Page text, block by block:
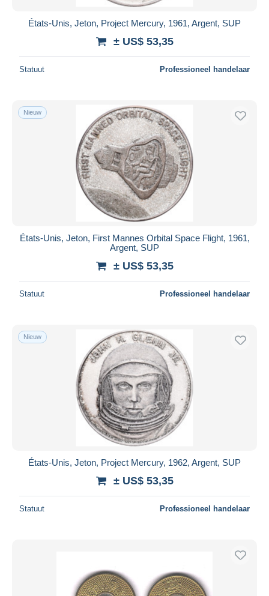
États-Unis, Jeton, Project Mercury, 1961, Argent, SUP
± US$ 53,35
Statuut Professioneel handelaar
Nieuw
États-Unis, Jeton, First Mannes Orbital Space Flight, 1961,
Argent, SUP
± US$ 53,35
Statuut Professioneel handelaar
Nieuw
États-Unis, Jeton, Project Mercury, 1962, Argent, SUP
± US$ 53,35
Statuut Professioneel handelaar